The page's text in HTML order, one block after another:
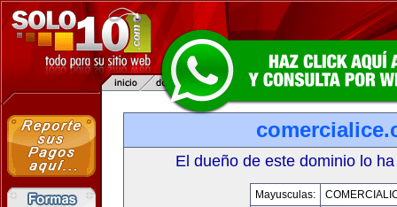
El dueño de este dominio lo
Mayusculas: